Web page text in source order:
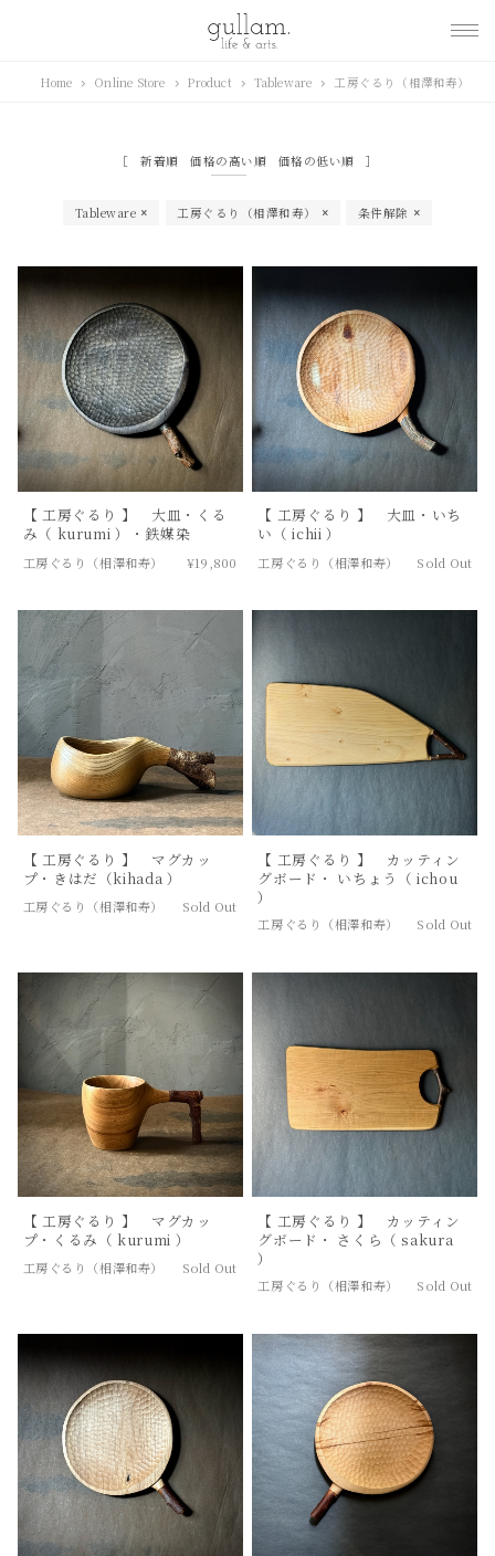
Home Online Store Product Tableware 工房ぐるり（相澤和寿）
新着順 価格の高い順 価格の低い順
Tableware 工房ぐるり（相澤和寿） 条件解除
【 工房ぐるり 】 大皿・くる
み（ kurumi ）・鉄媒染
工房ぐるり（相澤和寿） ¥19,800
【 工房ぐるり 】 大皿・いち
い（ ichii ）
工房ぐるり（相澤和寿） Sold Out
【 工房ぐるり 】 マグカッ
プ・きはだ（kihada ）
工房ぐるり（相澤和寿） Sold Out
【 工房ぐるり 】 カッティン
グボード・ いちょう（ ichou
）
工房ぐるり（相澤和寿） Sold Out
【 工房ぐるり 】 マグカッ
プ・くるみ（ kurumi ）
工房ぐるり（相澤和寿） Sold Out
【 工房ぐるり 】 カッティン
グボード・ さくら（ sakura
）
工房ぐるり（相澤和寿） Sold Out